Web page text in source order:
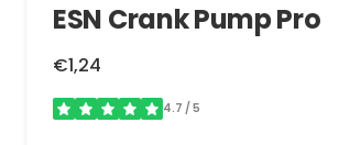
ESN Crank Pump Pro
€1,24
4.7 / 5